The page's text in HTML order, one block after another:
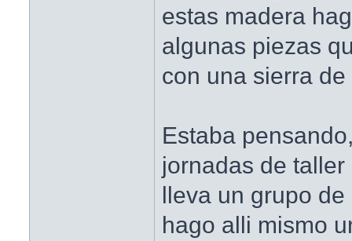
estas madera
algunas piezas
con una sierra de
Estaba
jornadas de
lleva un grupo
hago alli mismo